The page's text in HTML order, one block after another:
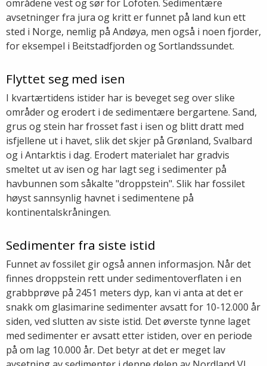
områdene vest og sør for Lofoten. Sedimentære
avsetninger fra jura og kritt er funnet på land kun ett
sted i Norge, nemlig på Andøya, men også i noen fjorder,
for eksempel i Beitstadfjorden og Sortlandssundet.
Flyttet seg med isen
I kvartærtidens istider har is beveget seg over slike
områder og erodert i de sedimentære bergartene. Sand,
grus og stein har frosset fast i isen og blitt dratt med
isfjellene ut i havet, slik det skjer på Grønland, Svalbard
og i Antarktis i dag. Erodert materialet har gradvis
smeltet ut av isen og har lagt seg i sedimenter på
havbunnen som såkalte "droppstein". Slik har fossilet
høyst sannsynlig havnet i sedimentene på
kontinentalskråningen.
Sedimenter fra siste istid
Funnet av fossilet gir også annen informasjon. Når det
finnes droppstein rett under sedimentoverflaten i en
grabbprøve på 2451 meters dyp, kan vi anta at det er
snakk om glasimarine sedimenter avsatt for 10-12.000 år
siden, ved slutten av siste istid. Det øverste tynne laget
med sedimenter er avsatt etter istiden, over en periode
på om lag 10.000 år. Det betyr at det er meget lav